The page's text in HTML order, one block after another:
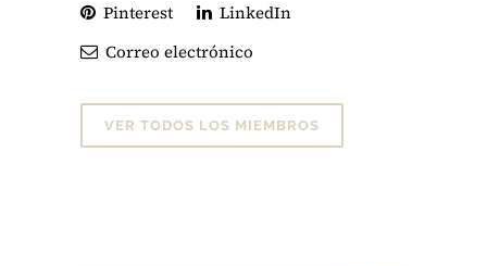
Pinterest
LinkedIn
Correo electrónico
VER TODOS LOS MIEMBROS